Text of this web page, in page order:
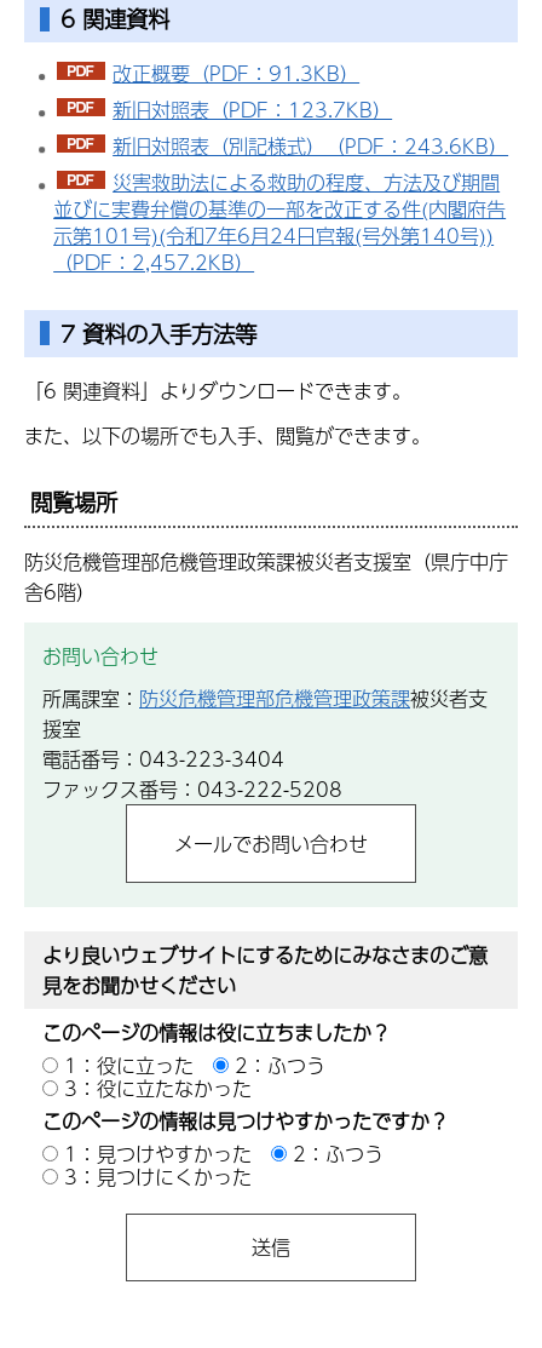
6 関連資料
改正概要（PDF：91.3KB）
新旧対照表（PDF：123.7KB）
新旧対照表（別記様式）（PDF：243.6KB）
災害救助法による救助の程度、方法及び期間
並びに実費弁償の基準の一部を改正する件(内閣府告
示第101号)(令和7年6月24日官報(号外第140号))
（PDF：2,457.2KB）
7 資料の入手方法等
「6 関連資料」よりダウンロードできます。
また、以下の場所でも入手、閲覧ができます。
閲覧場所
防災危機管理部危機管理政策課被災者支援室（県庁中庁
舎6階）
お問い合わせ
所属課室： 防災危機管理部危機管理政策課被災者支
援室
電話番号：043-223-3404
ファックス番号：043-222-5208
より良いウェブサイトにするためにみなさまのご意
見をお聞かせください
このページの情報は役に立ちましたか？
1：役に立った
2：ふつう
3：役に立たなかった
このページの情報は見つけやすかったですか？
1：見つけやすかった
2：ふつう
3：見つけにくかった